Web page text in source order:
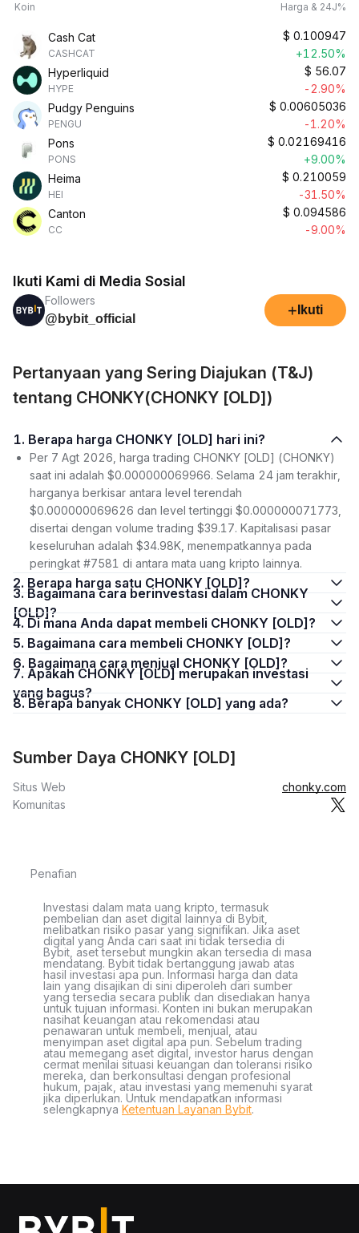
Koin Harga & 24J%
Cash Cat
CASHCAT
$ 0.100947
+12.50%
Hyperliquid
HYPE
$ 56.07
-2.90%
Pudgy Penguins
PENGU
$ 0.00605036
-1.20%
Pons
PONS
$ 0.02169416
+9.00%
Heima
HEI
$ 0.210059
-31.50%
Canton
CC
$ 0.094586
-9.00%
Ikuti Kami di Media Sosial
Followers
@bybit_official
+ Ikuti
Pertanyaan yang Sering Diajukan (T&J)
tentang CHONKY(CHONKY [OLD])
1. Berapa harga CHONKY [OLD] hari ini?
Per 7 Agt 2026, harga trading CHONKY [OLD] (CHONKY)
saat ini adalah $0.000000069966. Selama 24 jam terakhir,
harganya berkisar antara level terendah
$0.000000069626 dan level tertinggi $0.000000071773,
disertai dengan volume trading $39.17. Kapitalisasi pasar
keseluruhan adalah $34.98K, menempatkannya pada
peringkat #7581 di antara mata uang kripto lainnya.
2. Berapa harga satu CHONKY [OLD]?
3. Bagaimana cara berinvestasi dalam CHONKY
[OLD]?
4. Di mana Anda dapat membeli CHONKY [OLD]?
5. Bagaimana cara membeli CHONKY [OLD]?
6. Bagaimana cara menjual CHONKY [OLD]?
7. Apakah CHONKY [OLD] merupakan investasi
yang bagus?
8. Berapa banyak CHONKY [OLD] yang ada?
Sumber Daya CHONKY [OLD]
Situs Web
chonky.com
Komunitas
Penafian
Investasi dalam mata uang kripto, termasuk
pembelian dan aset digital lainnya di Bybit,
melibatkan risiko pasar yang signifikan. Jika aset
digital yang Anda cari saat ini tidak tersedia di
Bybit, aset tersebut mungkin akan tersedia di masa
mendatang. Bybit tidak bertanggung jawab atas
hasil investasi apa pun. Informasi harga dan data
lain yang disajikan di sini diperoleh dari sumber
yang tersedia secara publik dan disediakan hanya
untuk tujuan informasi. Konten ini bukan merupakan
nasihat keuangan atau rekomendasi atau
penawaran untuk membeli, menjual, atau
menyimpan aset digital apa pun. Sebelum trading
atau memegang aset digital, investor harus dengan
cermat menilai situasi keuangan dan toleransi risiko
mereka, dan berkonsultasi dengan profesional
hukum, pajak, atau investasi yang memenuhi syarat
jika diperlukan. Untuk mendapatkan informasi
selengkapnya Ketentuan Layanan Bybit.